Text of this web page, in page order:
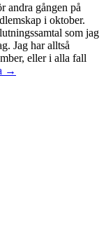
andra gången på
i oktober.
som jag
Jag har alltså
eller i alla fall
Att
→